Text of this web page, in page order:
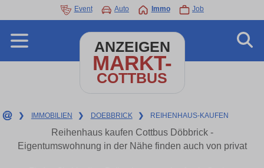
Event Auto Immo Job
ANZEIGEN
MARKT-
COTTBUS
❯ IMMOBILIEN ❯ DOEBBRICK ❯ REIHENHAUS-KAUFEN
Reihenhaus kaufen Cottbus Döbbrick -
Eigentumswohnung in der Nähe finden auch von privat